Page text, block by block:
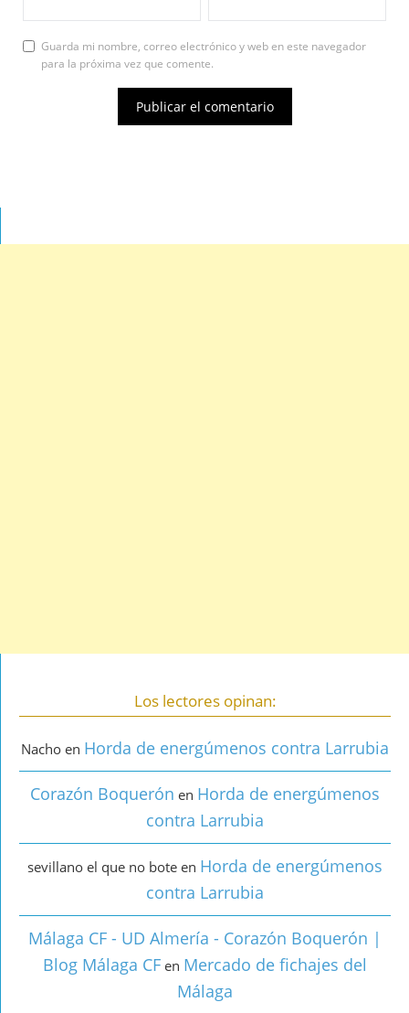
Guarda mi nombre, correo electrónico y web en este navegador
para la próxima vez que comente.
Los lectores opinan:
Nacho en Horda de energúmenos contra Larrubia
Corazón Boquerón en Horda de energúmenos
contra Larrubia
sevillano el que no bote en Horda de energúmenos
contra Larrubia
Málaga CF - UD Almería - Corazón Boquerón |
Blog Málaga CF en Mercado de fichajes del
Málaga